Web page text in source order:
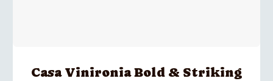
Casa Vinironia Bold & Striking